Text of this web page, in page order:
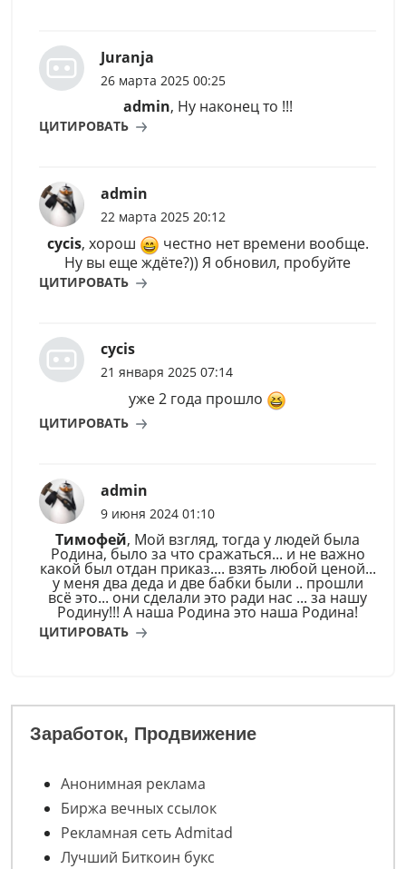
Juranja
26 марта 2025 00:25
admin, Ну наконец то !!!
ЦИТИРОВАТЬ
admin
22 марта 2025 20:12
cycis, хорош
честно нет времени вообще.
Ну вы еще ждёте?)) Я обновил, пробуйте
ЦИТИРОВАТЬ
cycis
21 января 2025 07:14
уже 2 года прошло
ЦИТИРОВАТЬ
admin
9 июня 2024 01:10
Тимофей, Мой взгляд, тогда у людей была
Родина, было за что сражаться... и не важно
какой был отдан приказ.... взять любой ценой...
у меня два деда и две бабки были .. прошли
всё это... они сделали это ради нас ... за нашу
Родину!!! А наша Родина это наша Родина!
ЦИТИРОВАТЬ
Заработок, Продвижение
Анонимная реклама
Биржа вечных ссылок
Рекламная сеть Admitad
Лучший Биткоин букс